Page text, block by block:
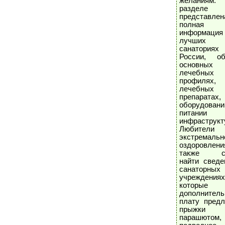
разделе
полная
лучших
санаториях
России,
основных
лечебных
лечебных
Любители
также
найти
санаторных
плату
парашютом,